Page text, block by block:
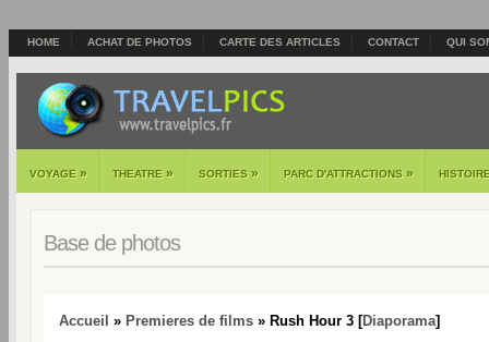
HOME ACHAT DE PHOTOS CARTE DES ARTICLES CONTACT QUI
VOYAGE » THEATRE » SORTIES » PARC D'ATTRACTIONS »
Base de photos
Accueil » Premieres de films » Rush Hour 3 [Diaporama]